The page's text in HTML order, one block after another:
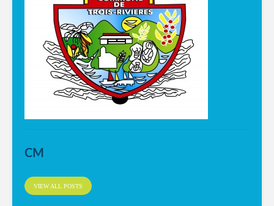
CM
VIEW ALL POSTS